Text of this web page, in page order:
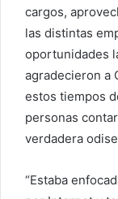
cargos,
las distintas
oportunidades
agradecieron a
estos tiempos
personas
verdadera
“Estaba